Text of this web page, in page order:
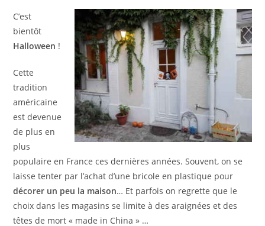
C’est
bientôt
Halloween !
Cette
tradition
américaine
est devenue
de plus en
plus
populaire en France ces dernières années. Souvent, on se
laisse tenter par l’achat d’une bricole en plastique pour
décorer un peu la maison… Et parfois on regrette que le
choix dans les magasins se limite à des araignées et des
têtes de mort « made in China » …